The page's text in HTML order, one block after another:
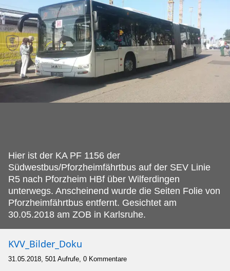
Hier ist der KA PF 1156 der
Südwestbus/Pforzheimfährtbus auf der SEV Linie
R5 nach Pforzheim HBf über Wilferdingen
unterwegs. Anscheinend wurde die Seiten Folie von
Pforzheimfährtbus entfernt. Gesichtet am
30.05.2018 am ZOB in Karlsruhe.
KVV_Bilder_Doku
31.05.2018, 501 Aufrufe, 0 Kommentare